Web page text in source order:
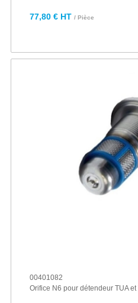
77,80 € HT / Pièce
00401082
Orifice N6 pour détendeur TUA